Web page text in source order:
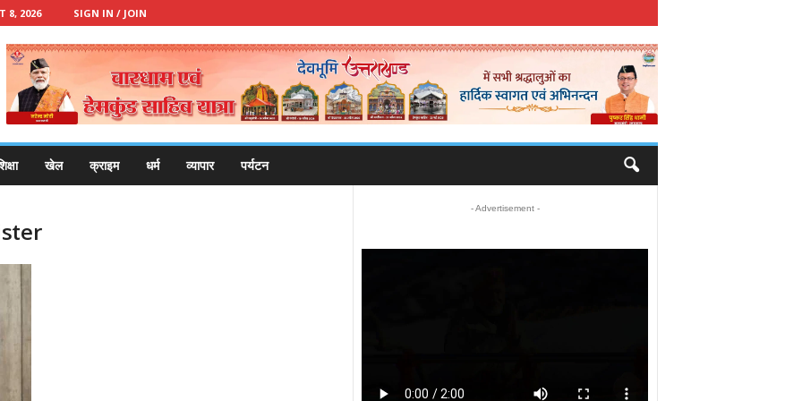
8, 2026 SIGN IN / JOIN
खेल क्राइम धर्म व्यापार पर्यटन
- Advertisement -